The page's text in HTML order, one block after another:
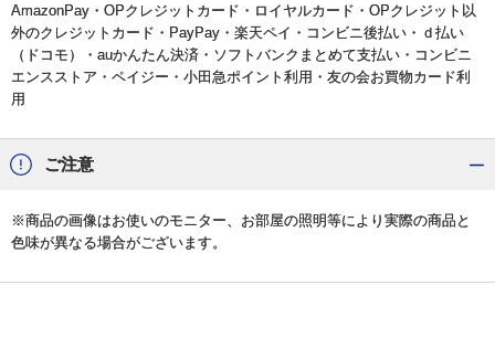
AmazonPay・OPクレジットカード・ロイヤルカード・OPクレジット以
外のクレジットカード・PayPay・楽天ペイ・コンビニ後払い・ｄ払い
（ドコモ）・auかんたん決済・ソフトバンクまとめて支払い・コンビニ
エンスストア・ペイジー・小田急ポイント利用・友の会お買物カード利
用
ご注意
※商品の画像はお使いのモニター、お部屋の照明等により実際の商品と
色味が異なる場合がございます。